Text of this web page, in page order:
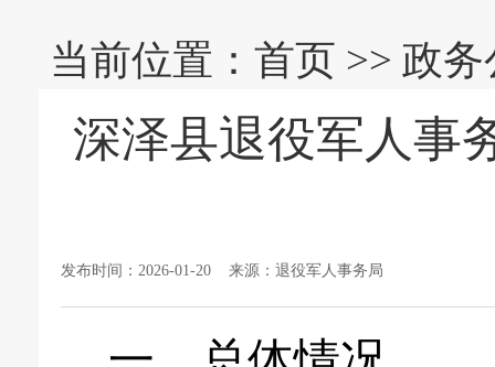
当前位置： 首页 >> 政
深泽县退役军人事
发布时间：2026-01-20 来源：退役军人事务局